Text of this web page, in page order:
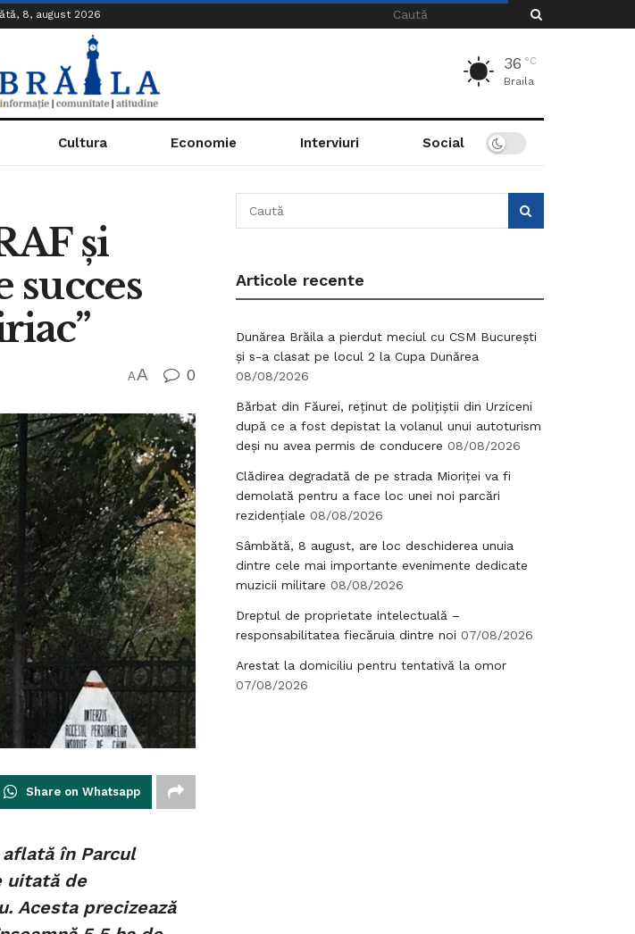
8, august 2026
36 °C
Braila
Cultura Economie Interviuri Social
și
succes
AA 0
Share on Whatsapp
în Parcul
uitată de
Acesta precizează
Articole recente
Dunărea Brăila a pierdut meciul cu CSM București
și s-a clasat pe locul 2 la Cupa Dunărea
08/08/2026
Bărbat din Făurei, reținut de polițiștii din Urziceni
după ce a fost depistat la volanul unui autoturism
deși nu avea permis de conducere 08/08/2026
Clădirea degradată de pe strada Mioriței va fi
demolată pentru a face loc unei noi parcări
rezidențiale 08/08/2026
Sâmbătă, 8 august, are loc deschiderea unuia
dintre cele mai importante evenimente dedicate
muzicii militare 08/08/2026
Dreptul de proprietate intelectuală –
responsabilitatea fiecăruia dintre noi 07/08/2026
Arestat la domiciliu pentru tentativă la omor
07/08/2026